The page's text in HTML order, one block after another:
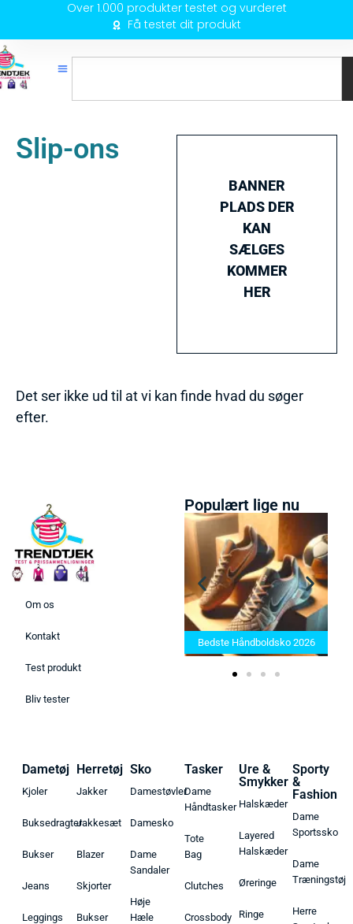
Over 1.000 produkter testet og vurderet
Få testet dit produkt
Slip-ons
BANNER
PLADS DER
KAN
SÆLGES
KOMMER
HER
Det ser ikke ud til at vi kan finde hvad du søger
efter.
Om os
Kontakt
Test produkt
Bliv tester
Populært lige nu
Bedste Saunatæppe 2025 –
Find de bedste produkter her!
Bedste Håndboldsko 2026
Dametøj
Kjoler
Buksedragter
Bukser
Jeans
Leggings
Herretøj
Jakker
Jakkesæt
Blazer
Skjorter
Bukser
Sko
Damestøvler
Damesko
Dame
Sandaler
Høje
Hæle
Tasker
Dame
Håndtasker
Tote
Bag
Clutches
Crossbody
Ure &
Smykker
Halskæder
Layered
Halskæder
Øreringe
Ringe
Sporty
&
Fashion
Dame
Sportssko
Dame
Træningstøj
Herre